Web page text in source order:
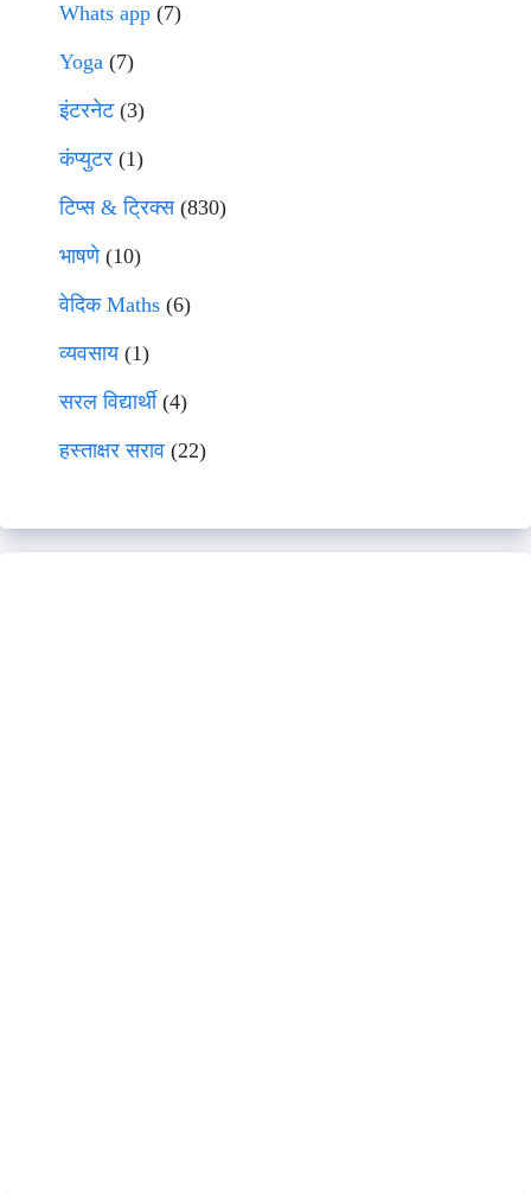
Whats app (7)
Yoga (7)
इंटरनेट(3)
कंप्युटर (1)
टिप्स & ट्रिक्स(830)
भाषणे(10)
वेदिक Maths (6)
व्यवसाय(1)
सरल विद्यार्थी(4)
हस्ताक्षर सराव (22)